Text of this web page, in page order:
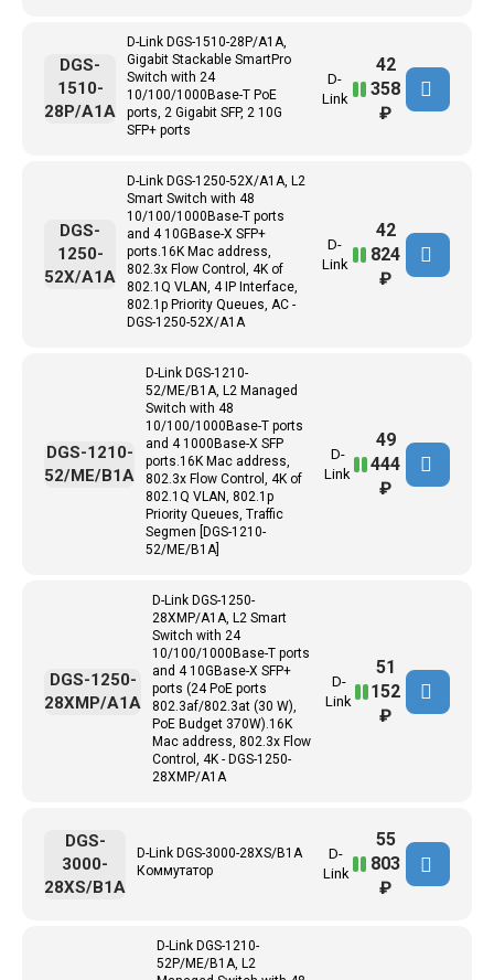
D-Link DGS-1510-28P/A1A,
Gigabit Stackable SmartPro
Switch with 24
10/100/1000Base-T PoE
ports, 2 Gigabit SFP, 2 10G
SFP+ ports
D-
Link
DGS-
1510-
28P/A1A
42
358
₽
D-Link DGS-1250-52X/A1A, L2
Smart Switch with 48
10/100/1000Base-T ports
and 4 10GBase-X SFP+
ports.16K Mac address,
802.3x Flow Control, 4K of
802.1Q VLAN, 4 IP Interface,
802.1p Priority Queues, AC -
DGS-1250-52X/A1A
D-
Link
DGS-
1250-
52X/A1A
42
824
₽
D-Link DGS-1210-
52/ME/B1A, L2 Managed
Switch with 48
10/100/1000Base-T ports
and 4 1000Base-X SFP
ports.16K Mac address,
802.3x Flow Control, 4K of
802.1Q VLAN, 802.1p
Priority Queues, Traffic
Segmen [DGS-1210-
52/ME/B1A]
D-
Link
DGS-1210-
52/ME/B1A
49
444
₽
D-Link DGS-1250-
28XMP/A1A, L2 Smart
Switch with 24
10/100/1000Base-T ports
and 4 10GBase-X SFP+
ports (24 PoE ports
802.3af/802.3at (30 W),
PoE Budget 370W).16K
Mac address, 802.3x Flow
Control, 4K - DGS-1250-
28XMP/A1A
D-
Link
DGS-1250-
28XMP/A1A
51
152
₽
D-Link DGS-3000-28XS/B1A
Коммутатор
D-
Link
DGS-
3000-
28XS/B1A
55
803
₽
D-Link DGS-1210-
52P/ME/B1A, L2